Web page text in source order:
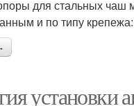
для стальных чаш
и по типу крепежа:
установки